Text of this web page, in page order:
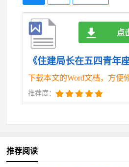
下载本文的Word文档，方便
推荐度：
点
推荐阅读